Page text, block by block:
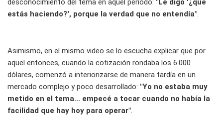
estás haciendo?', porque la verdad que no entendía"
Asimismo, en el mismo video se lo escucha explicar que por
aquel entonces, cuando la cotización rondaba los 6.000
dólares, comenzó a interiorizarse de manera tardía en un
mercado complejo y poco desarrollado: "Yo no estaba muy
metido en el tema... empecé a tocar cuando no había la
facilidad que hay hoy para operar"